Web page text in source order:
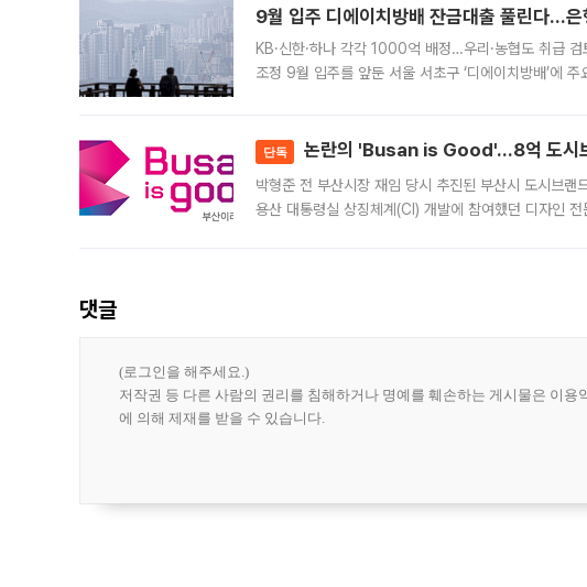
9월 입주 디에이치방배 잔금대출 풀린다…
KB·신한·하나 각각 1000억 배정…우리·농협도 취급
조정 9월 입주를 앞둔 서울 서초구 ‘디에이치방배’에
단독 논란의 'Busan is Good'…8억 도시
박형준 전 부산시장 재임 당시 추진된 부산시 도시브
용산 대통령실 상징체계(CI) 개발에 참여했던 디자인
댓글